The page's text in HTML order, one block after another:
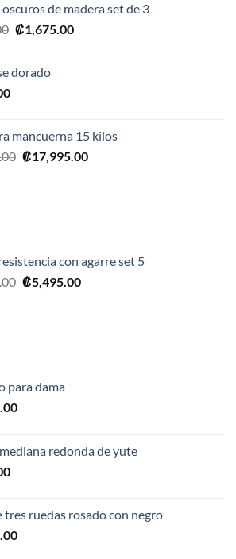
era:
₡20,990.00.
es:
de madera set de 3
El
era:
₡1,675.00El
dorado
mancuerna 15 kilos
El
₡17,995.00El
con agarre set 5
El
₡5,495.00El
para dama
redonda de yute
tres ruedas rosado con negro